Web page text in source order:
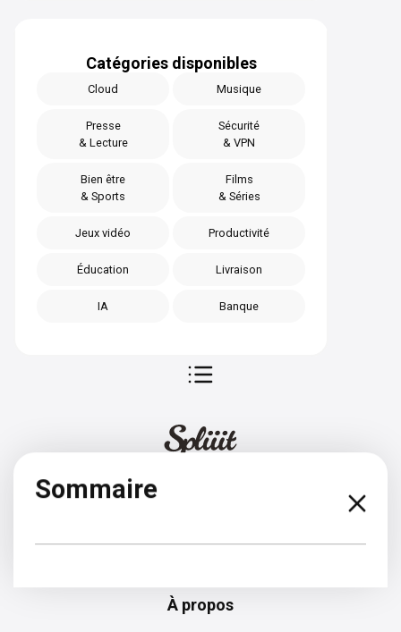
Catégories disponibles
Cloud Musique
Presse
& Lecture
Sécurité
& VPN
Bien être
& Sports
Films
& Séries
Jeux vidéo Productivité
Éducation Livraison
IA Banque
Sommaire
À propos